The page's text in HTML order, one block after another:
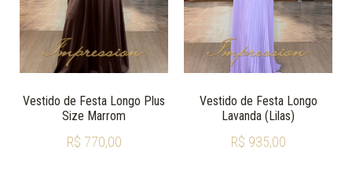
Vestido de Festa Longo Plus
Size Marrom
R$ 770,00
Vestido de Festa Longo
Lavanda (Lilas)
R$ 935,00